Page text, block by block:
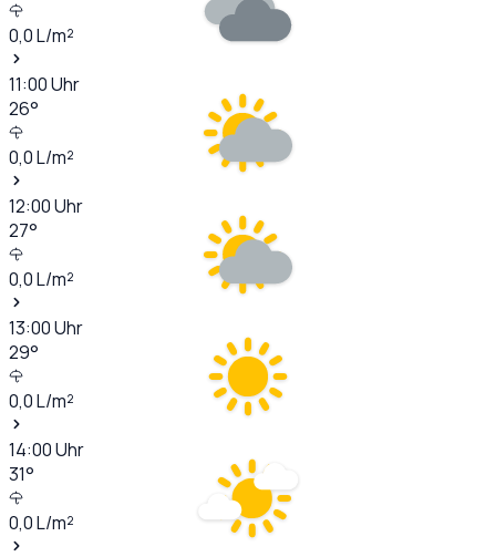
0,0L/m²
11:00Uhr
26°
0,0L/m²
12:00Uhr
27°
0,0L/m²
13:00Uhr
29°
0,0L/m²
14:00Uhr
31°
0,0L/m²